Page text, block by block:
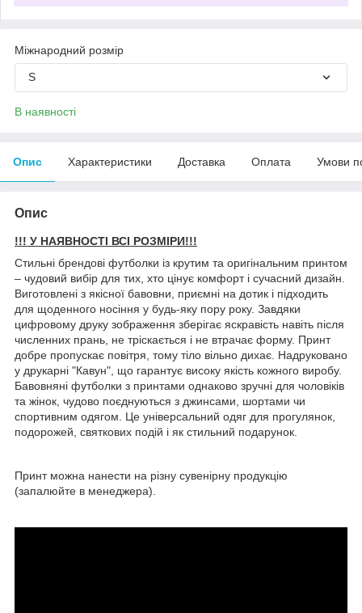
Міжнародний розмір
S
В наявності
Опис Характеристики Доставка Оплата Умови
Опис
!!! У НАЯВНОСТІ ВСІ РОЗМІРИ!!!
Стильні брендові футболки із крутим та оригінальним принтом
– чудовий вибір для тих, хто цінує комфорт і сучасний дизайн.
Виготовлені з якісної бавовни, приємні на дотик і підходить
для щоденного носіння у будь-яку пору року. Завдяки
цифровому друку зображення зберігає яскравість навіть після
численних прань, не тріскається і не втрачає форму. Принт
добре пропускає повітря, тому тіло вільно дихає. Надруковано
у друкарні "Кавун", що гарантує високу якість кожного виробу.
Бавовняні футболки з принтами однаково зручні для чоловіків
та жінок, чудово поєднуються з джинсами, шортами чи
спортивним одягом. Це універсальний одяг для прогулянок,
подорожей, святкових подій і як стильний подарунок.
Принт можна нанести на різну сувенірну продукцію
(запалюйте в менеджера).